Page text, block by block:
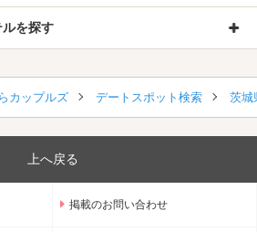
を探す
カップルズ デートスポット検索 茨城
上へ戻る
掲載のお問い合わせ